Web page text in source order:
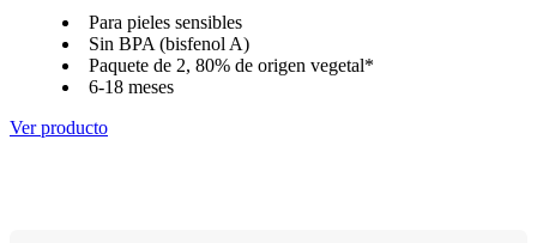
Para pieles sensibles
Sin BPA (bisfenol A)
Paquete de 2, 80% de origen vegetal*
6-18 meses
Ver producto